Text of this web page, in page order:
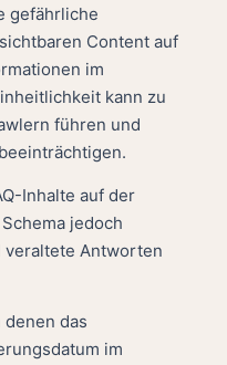
gefährliche
Content auf
im
kann zu
führen und
Inhalte auf der
jedoch
veraltete Antworten
das
im